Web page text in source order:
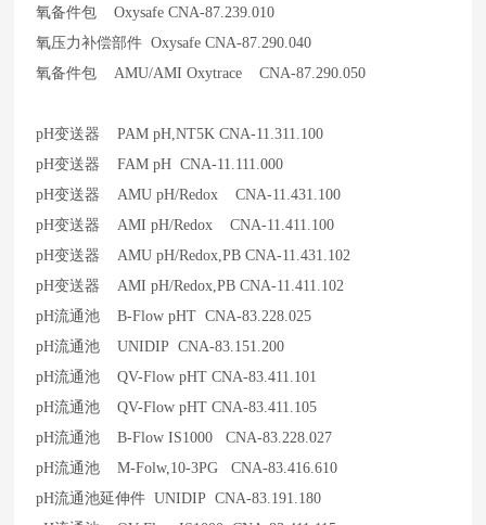
氧备件包 Oxysafe CNA-87.239.010
氧压力补偿部件 Oxysafe CNA-87.290.040
氧备件包 AMU/AMI Oxytrace CNA-87.290.050
pH变送器 PAM pH,NT5K CNA-11.311.100
pH变送器 FAM pH CNA-11.111.000
pH变送器 AMU pH/Redox CNA-11.431.100
pH变送器 AMI pH/Redox CNA-11.411.100
pH变送器 AMU pH/Redox,PB CNA-11.431.102
pH变送器 AMI pH/Redox,PB CNA-11.411.102
pH流通池 B-Flow pHT CNA-83.228.025
pH流通池 UNIDIP CNA-83.151.200
pH流通池 QV-Flow pHT CNA-83.411.101
pH流通池 QV-Flow pHT CNA-83.411.105
pH流通池 B-Flow IS1000 CNA-83.228.027
pH流通池 M-Folw,10-3PG CNA-83.416.610
pH流通池延伸件 UNIDIP CNA-83.191.180